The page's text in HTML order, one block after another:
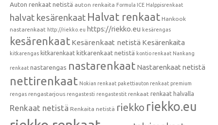
Auton renkaat netistä auton renkaita Formula ICE Halppisrenkaat
halvat kesärenkaat Halvat renkaat Hankook
nastarenkaat http://riekko.eu https://riekko.eu kesärengas
kesärenkaat Kesärenkaat netistä Kesärenkaita
kitkarengas kitkarenkaat kitkarenkaat netistä kontio renkaat Nankang
renkaat nastarengas nastarenkaat Nastarenkaat netistä
nettirenkaat Nokian renkaat pakettiauton renkaat premium
rengas rengastarjous rengastesti rengastestit renkaat renkaat halvalla
Renkaat netistä Renkaita netistä riekko riekko.eu